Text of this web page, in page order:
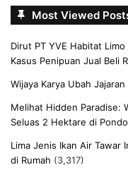
Most Viewed
Dirut PT YVE Habitat
Kasus Penipuan Jual Beli
Wijaya Karya Ubah
Melihat Hidden Paradise:
Seluas 2 Hektare di
Lima Jenis Ikan Air Tawar
di Rumah (3,317)